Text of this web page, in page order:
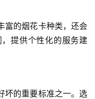
富的烟花卡种类，还会
提供个性化的服务建
坏的重要标准之一。选